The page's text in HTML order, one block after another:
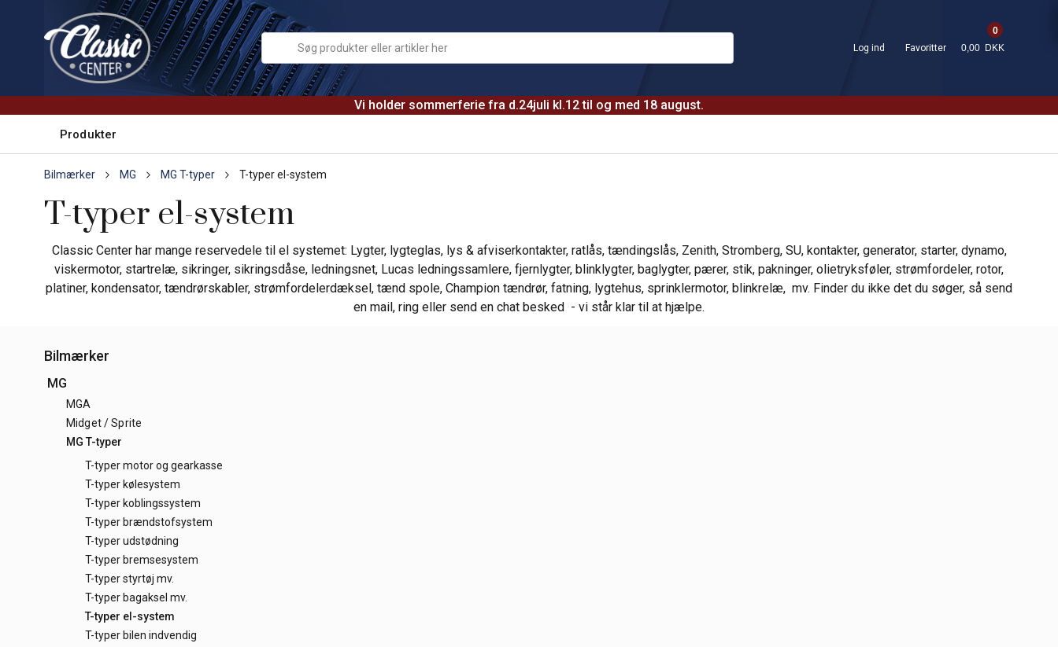
Vi holder sommerferie fra d.24juli kl.12 til og med 18 august.
Log ind Favoritter
0
0,00 DKK
Produkter
Bilmærker MG MG T-typer T-typer el-system
T-typer el-system
Classic Center har mange reservedele til el systemet: Lygter, lygteglas, lys & afviserkontakter, ratlås, tændingslås, Zenith, Stromberg, SU, kontakter, generator, starter, dynamo,
viskermotor, startrelæ, sikringer, sikringsdåse, ledningsnet, Lucas ledningssamlere, fjernlygter, blinklygter, baglygter, pærer, stik, pakninger, olietryksføler, strømfordeler, rotor,
platiner, kondensator, tændrørskabler, strømfordelerdæksel, tænd spole, Champion tændrør, fatning, lygtehus, sprinklermotor, blinkrelæ, mv. Finder du ikke det du søger, så send
en mail, ring eller send en chat besked - vi står klar til at hjælpe.
Bilmærker
MG
MGA
Midget / Sprite
MG T-typer
T-typer motor og gearkasse
T-typer kølesystem
T-typer koblingssystem
T-typer brændstofsystem
T-typer udstødning
T-typer bremsesystem
T-typer styrtøj mv.
T-typer bagaksel mv.
T-typer el-system
T-typer bilen indvendig